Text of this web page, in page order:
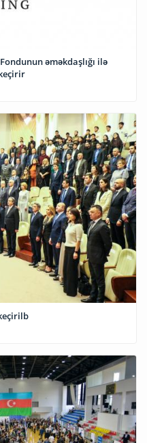
əməkdaşlığı ilə